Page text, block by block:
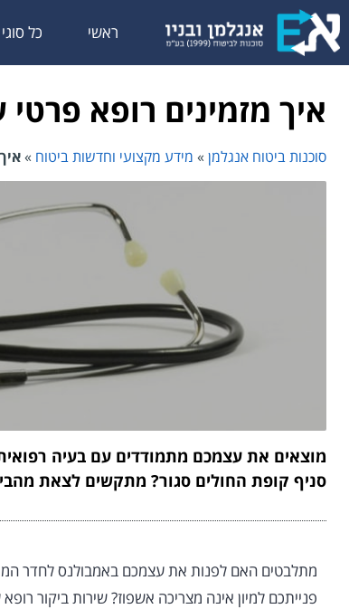
לתוכן
ראשי כל
איך מזמינים רופא פרטי עד
סוכנות ביטוח אנגלמן » מידע מקצועי וחדשות ביטוח »
מוצאים את עצמכם מתמודדים עם בעיה
סניף קופת החולים סגור? מתקשים לצאת
מתלבטים האם לפנות את עצמכם באמבולנס לחדר
פנייתכם למיון אינה מצריכה אשפוז? שירות ביקור